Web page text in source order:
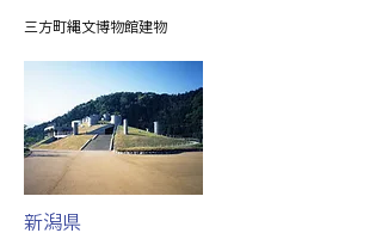
三方町縄文博物館建物
新潟県